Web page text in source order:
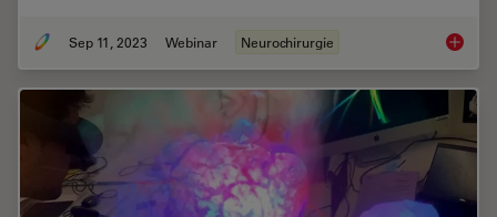
Sep 11, 2023 Webinar Neurochirurgie